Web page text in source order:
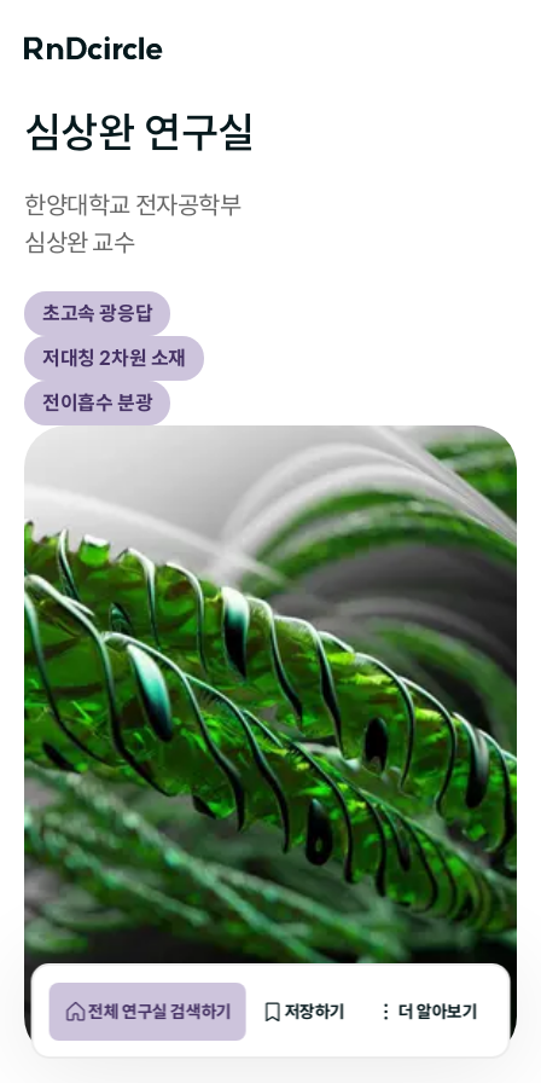
심상완 연구실
한양대학교 전자공학부
심상완 교수
초고속 광응답
저대칭 2차원 소재
전이흡수 분광
전체 연구실 검색하기 저장하기 더 알아보기